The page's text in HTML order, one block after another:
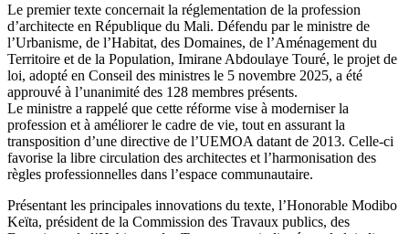
Le premier texte concernait la réglementation de la profession
d’architecte en République du Mali. Défendu par le ministre de
l’Urbanisme, de l’Habitat, des Domaines, de l’Aménagement du
Territoire et de la Population, Imirane Abdoulaye Touré, le projet de
loi, adopté en Conseil des ministres le 5 novembre 2025, a été
approuvé à l’unanimité des 128 membres présents.
Le ministre a rappelé que cette réforme vise à moderniser la
profession et à améliorer le cadre de vie, tout en assurant la
transposition d’une directive de l’UEMOA datant de 2013. Celle-ci
favorise la libre circulation des architectes et l’harmonisation des
règles professionnelles dans l’espace communautaire.
Présentant les principales innovations du texte, l’Honorable Modibo
Keïta, président de la Commission des Travaux publics, des